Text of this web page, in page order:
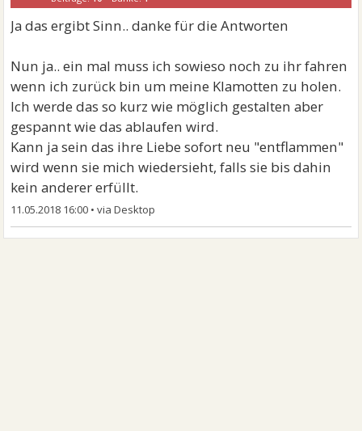
Ja das ergibt Sinn.. danke für die Antworten
Nun ja.. ein mal muss ich sowieso noch zu ihr fahren
wenn ich zurück bin um meine Klamotten zu holen.
Ich werde das so kurz wie möglich gestalten aber
gespannt wie das ablaufen wird.
Kann ja sein das ihre Liebe sofort neu "entflammen"
wird wenn sie mich wiedersieht, falls sie bis dahin
kein anderer erfüllt.
11.05.2018 16:00 •